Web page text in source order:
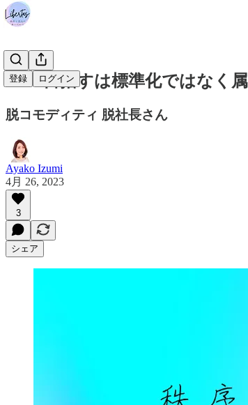
登録 ログイン
#136 目指すは標準化ではなく
脱コモディティ 脱社長さん
Ayako Izumi
4月 26, 2023
3
シェア